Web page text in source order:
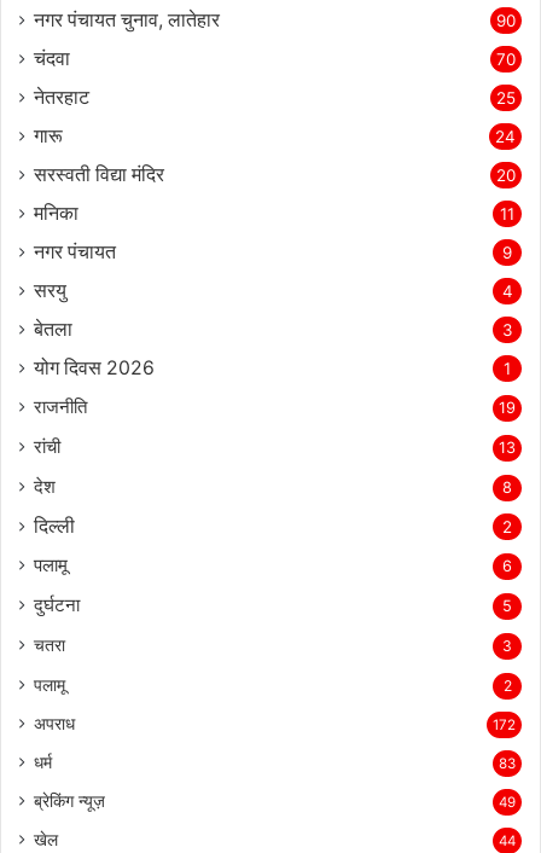
नगर पंचायत चुनाव, लातेहार 90
चंदवा 70
नेतरहाट 25
गारू 24
सरस्‍वती विद्या मंदिर 20
मनिका 11
नगर पंचायत 9
सरयु 4
बेतला 3
योग दिवस 2026 1
राजनीति 19
रांची 13
देश 8
दिल्‍ली 2
पलामू 6
दुर्घटना 5
चतरा 3
पलामू 2
अपराध 172
धर्म 83
ब्रेकिंग न्यूज़ 49
खेल 44